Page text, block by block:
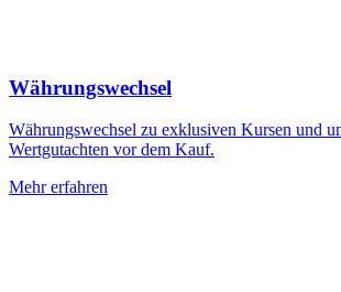
Währungswechsel
Währungswechsel zu exklusiven Kursen und
Wertgutachten vor dem Kauf.
Mehr erfahren